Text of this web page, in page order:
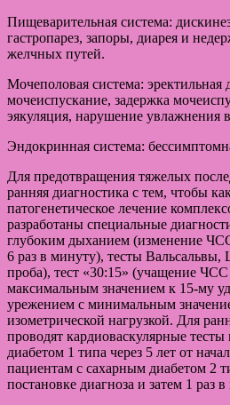
Пищеварительная система:
гастропарез, запоры, диарея и
желчных путей.
Мочеполовая система:
мочеиспускание, задержка
эякуляция, нарушение увлажнения
Эндокринная система:
Для предотвращения тяжелых
ранняя диагностика с тем, чтобы
патогенетическое лечение
разработаны специальные
глубоким дыханием (изменение
6 раз в минуту), тесты Вальсальвы,
проба), тест «30:15» (учащение
максимальным значением к 15-му
урежением с минимальным
изометрической нагрузкой. Для
проводят кардиоваскулярные
диабетом 1 типа через 5 лет от
пациентам с сахарным диабетом 2
постановке диагноза и затем 1 раз в